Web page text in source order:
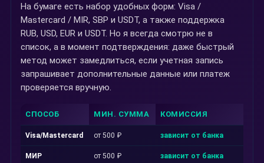
На бумаге есть набор удобных форм: Visa /
Mastercard / MIR, SBP и USDT, а также поддержка
RUB, USD, EUR и USDT. Но я всегда смотрю не в
список, а в момент подтверждения: даже быстрый
метод может замедлиться, если учетная запись
запрашивает дополнительные данные или платеж
проверяется вручную.
СПОСОБ МИН. СУММА КОМИССИЯ
Visa/Mastercard от 500 ₽ зависит от банка
МИР от 500 ₽ зависит от банка